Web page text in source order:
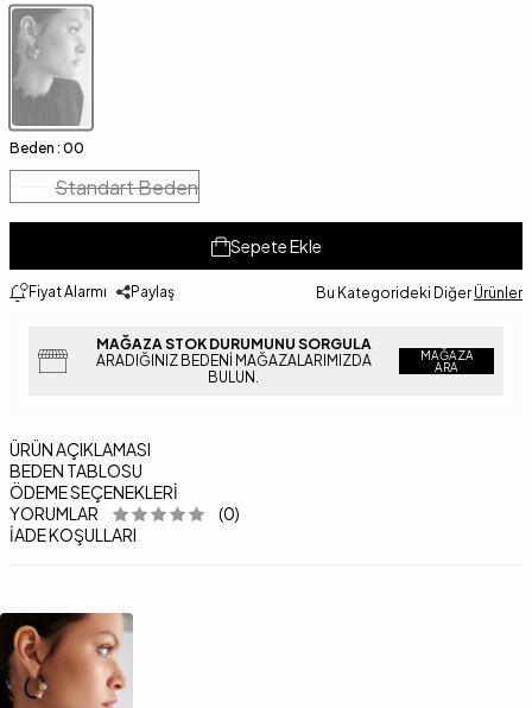
Beden : 00
Standart Beden
Sepete Ekle
Fiyat Alarmı Paylaş Bu Kategorideki Diğer Ürünler
MAĞAZA STOK DURUMUNU SORGULA
ARADIĞINIZ BEDENI MAĞAZALARIMIZDA
BULUN.
MAĞAZA
ARA
ÜRÜN AÇIKLAMASI
BEDEN TABLOSU
ÖDEME SEÇENEKLERI
YORUMLAR
(0)
İADE KOŞULLARI